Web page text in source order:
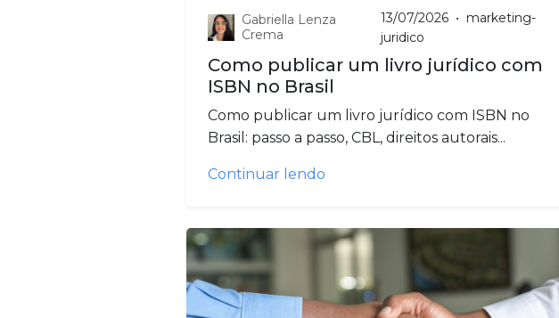
Gabriella Lenza
Crema
13/07/2026 • marketing-
juridico
Como publicar um livro jurídico com
ISBN no Brasil
Como publicar um livro jurídico com ISBN no
Brasil: passo a passo, CBL, direitos autorais...
Continuar lendo